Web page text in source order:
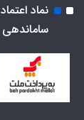
نماد
ساماندهی